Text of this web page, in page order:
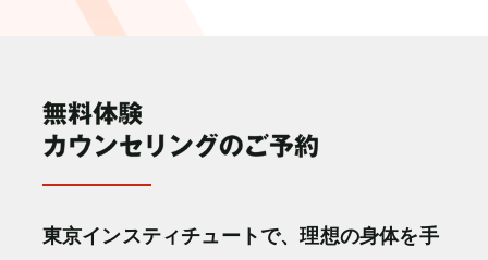
東京インスティチュートで、理想の身体を手